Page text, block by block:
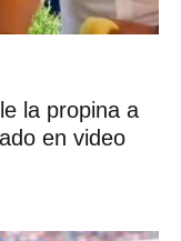
la propina a
en video